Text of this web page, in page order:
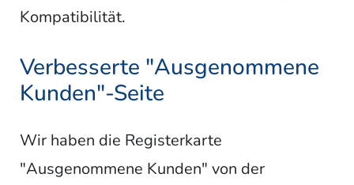
Kompatibilität.
Verbesserte "Ausgenommene
Kunden"-Seite
Wir haben die Registerkarte
"Ausgenommene Kunden" von der